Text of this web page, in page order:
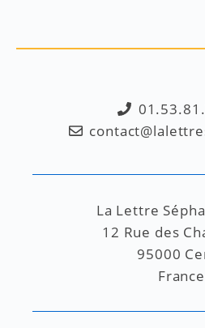
La Lettre
12 Rue des
95000
France